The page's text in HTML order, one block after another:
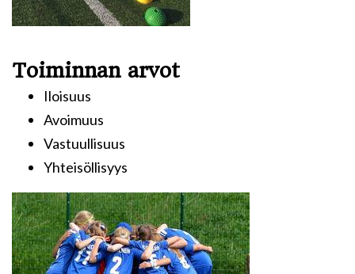
Toiminnan arvot
Iloisuus
Avoimuus
Vastuullisuus
Yhteisöllisyys